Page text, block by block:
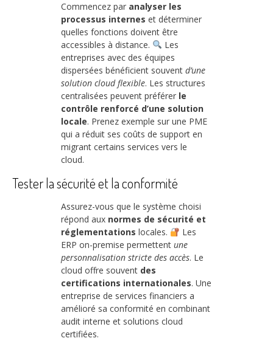
Commencez par analyser les
processus internes et déterminer
quelles fonctions doivent être
accessibles à distance.
Les
entreprises avec des équipes
dispersées bénéficient souvent d’une
solution cloud flexible. Les structures
centralisées peuvent préférer le
contrôle renforcé d’une solution
locale. Prenez exemple sur une PME
qui a réduit ses coûts de support en
migrant certains services vers le
cloud.
Tester la sécurité et la conformité
Assurez-vous que le système choisi
répond aux normes de sécurité et
réglementations locales.
Les
ERP on-premise permettent une
personnalisation stricte des accès. Le
cloud offre souvent des
certifications internationales. Une
entreprise de services financiers a
amélioré sa conformité en combinant
audit interne et solutions cloud
certifiées.